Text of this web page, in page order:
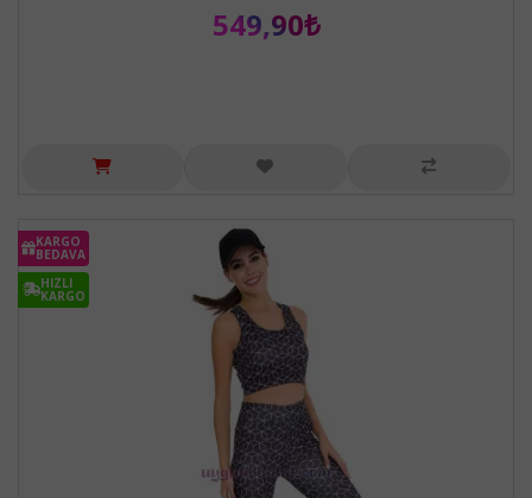
549,90₺
KARGO
BEDAVA
HIZLI
KARGO